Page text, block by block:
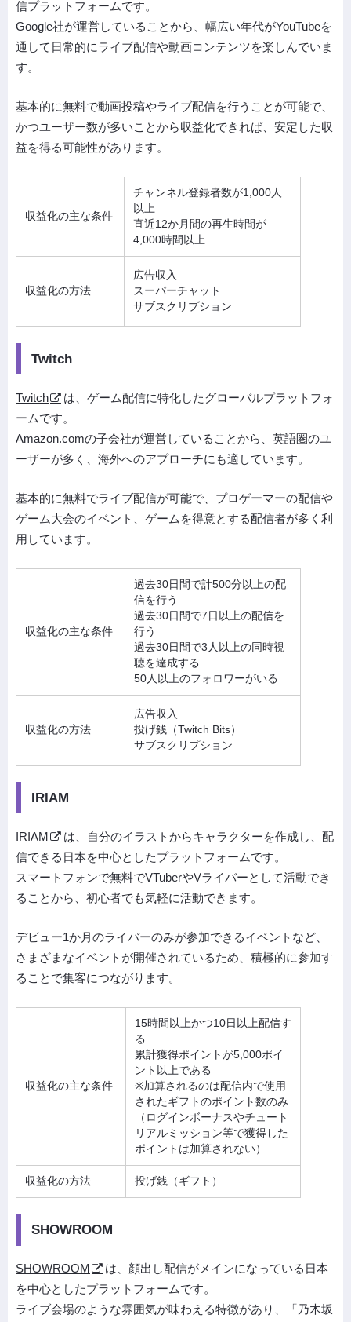
信プラットフォームです。
Google社が運営していることから、幅広い年代がYouTubeを
通して日常的にライブ配信や動画コンテンツを楽しんでいま
す。
基本的に無料で動画投稿やライブ配信を行うことが可能で、
かつユーザー数が多いことから収益化できれば、安定した収
益を得る可能性があります。
収益化の主な条件
チャンネル登録者数が1,000人
以上
直近12か月間の再生時間が
4,000時間以上
収益化の方法
広告収入
スーパーチャット
サブスクリプション
Twitch
Twitch
は、ゲーム配信に特化したグローバルプラットフォ
ームです。
Amazon.comの子会社が運営していることから、英語圏のユ
ーザーが多く、海外へのアプローチにも適しています。
基本的に無料でライブ配信が可能で、プロゲーマーの配信や
ゲーム大会のイベント、ゲームを得意とする配信者が多く利
用しています。
収益化の主な条件
過去30日間で計500分以上の配
信を行う
過去30日間で7日以上の配信を
行う
過去30日間で3人以上の同時視
聴を達成する
50人以上のフォロワーがいる
収益化の方法
広告収入
投げ銭（Twitch Bits）
サブスクリプション
IRIAM
IRIAM
は、自分のイラストからキャラクターを作成し、配
信できる日本を中心としたプラットフォームです。
スマートフォンで無料でVTuberやVライバーとして活動でき
ることから、初心者でも気軽に活動できます。
デビュー1か月のライバーのみが参加できるイベントなど、
さまざまなイベントが開催されているため、積極的に参加す
ることで集客につながります。
収益化の主な条件
15時間以上かつ10日以上配信す
る
累計獲得ポイントが5,000ポイ
ント以上である
※加算されるのは配信内で使用
されたギフトのポイント数のみ
（ログインボーナスやチュート
リアルミッション等で獲得した
ポイントは加算されない）
収益化の方法 投げ銭（ギフト）
SHOWROOM
SHOWROOM
は、顔出し配信がメインになっている日本
を中心としたプラットフォームです。
ライブ会場のような雰囲気が味わえる特徴があり、「乃木坂